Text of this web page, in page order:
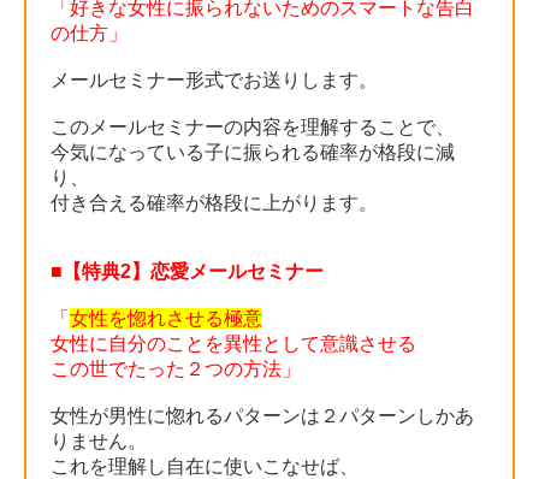
「好きな女性に振られないためのスマートな告白
の仕方」
メールセミナー形式でお送りします。
このメールセミナーの内容を理解することで、
今気になっている子に振られる確率が格段に減
り、
付き合える確率が格段に上がります。
■【特典2】恋愛メールセミナー
「 女性を惚れさせる極意
女性に自分のことを異性として意識させる
この世でたった２つの方法」
女性が男性に惚れるパターンは２パターンしかあ
りません。
これを理解し自在に使いこなせば、